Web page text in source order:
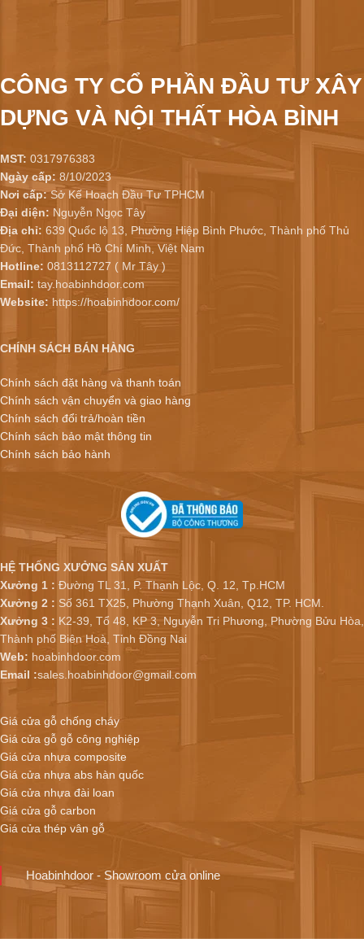
CÔNG TY CỔ PHẦN ĐẦU TƯ XÂY
DỰNG VÀ NỘI THẤT HÒA BÌNH
MST: 0317976383
Ngày cấp: 8/10/2023
Nơi cấp:Sở Kế Hoạch Đầu Tư TPHCM
Đại diện: Nguyễn Ngọc Tây
Địa chỉ: 639 Quốc lộ 13, Phường Hiệp Bình Phước, Thành phố Thủ
Đức, Thành phố Hồ Chí Minh, Việt Nam
Hotline: 0813112727 ( Mr Tây )
Email: tay.hoabinhdoor.com
Website: https://hoabinhdoor.com/
CHÍNH SÁCH BÁN HÀNG
Chính sách đặt hàng và thanh toán
Chính sách vận chuyển và giao hàng
Chính sách đổi trả/hoàn tiền
Chính sách bảo mật thông tin
Chính sách bảo hành
HỆ THỐNG XƯỞNG SẢN XUẤT
Xưởng 1 : Đường TL 31, P. Thạnh Lộc, Q. 12, Tp.HCM
Xưởng 2 : Số 361 TX25, Phường Thạnh Xuân, Q12, TP. HCM.
Xưởng 3 : K2-39, Tổ 48, KP 3, Nguyễn Tri Phương, Phường Bửu Hòa,
Thành phố Biên Hoà, Tỉnh Đồng Nai
Web: hoabinhdoor.com
Email :sales.hoabinhdoor@gmail.com
Giá cửa gỗ chống cháy
Giá cửa gỗ gỗ công nghiệp
Giá cửa nhựa composite
Giá cửa nhựa abs hàn quốc
Giá cửa nhựa đài loan
Giá cửa gỗ carbon
Giá cửa thép vân gỗ
Hoabinhdoor - Showroom cửa online